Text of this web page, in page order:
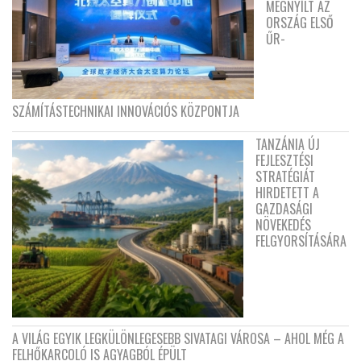
MEGNYÍLT AZ
ORSZÁG ELSŐ
ŰR-
SZÁMÍTÁSTECHNIKAI INNOVÁCIÓS KÖZPONTJA
TANZÁNIA ÚJ
FEJLESZTÉSI
STRATÉGIÁT
HIRDETETT A
GAZDASÁGI
NÖVEKEDÉS
FELGYORSÍTÁSÁRA
A VILÁG EGYIK LEGKÜLÖNLEGESEBB SIVATAGI VÁROSA – AHOL MÉG A
FELHŐKARCOLÓ IS AGYAGBÓL ÉPÜLT